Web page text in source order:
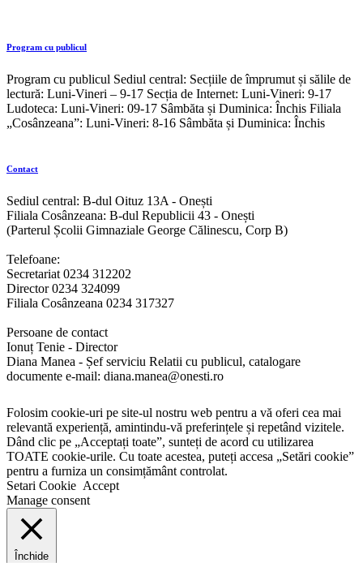
Program cu publicul
Program cu publicul Sediul central: Secțiile de împrumut și sălile de
lectură: Luni-Vineri – 9-17 Secția de Internet: Luni-Vineri: 9-17
Ludoteca: Luni-Vineri: 09-17 Sâmbăta și Duminica: Închis Filiala
„Cosânzeana”: Luni-Vineri: 8-16 Sâmbăta și Duminica: Închis
Contact
Sediul central: B-dul Oituz 13A - Onești
Filiala Cosânzeana: B-dul Republicii 43 - Onești
(Parterul Școlii Gimnaziale George Călinescu, Corp B)
Telefoane:
Secretariat 0234 312202
Director 0234 324099
Filiala Cosânzeana 0234 317327
Persoane de contact
Ionuț Tenie - Director
Diana Manea - Șef serviciu Relatii cu publicul, catalogare
documente e-mail: diana.manea@onesti.ro
Folosim cookie-uri pe site-ul nostru web pentru a vă oferi cea mai
relevantă experiență, amintindu-vă preferințele și repetând vizitele.
Dând clic pe „Acceptați toate”, sunteți de acord cu utilizarea
TOATE cookie-urile. Cu toate acestea, puteți accesa „Setări cookie”
pentru a furniza un consimțământ controlat.
Setari Cookie Accept
Manage consent
Închide